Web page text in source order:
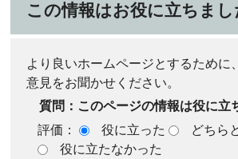
この情報はお役に立ちまし
より良いホームページとするために
意見をお聞かせください。
質問：このページの情報は役に立
評価：
役に立った
どちら
役に立たなかった